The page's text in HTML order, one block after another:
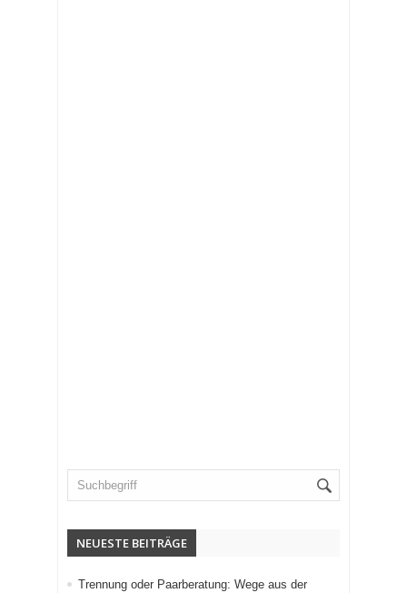
NEUESTE BEITRÄGE
Trennung oder Paarberatung: Wege aus der